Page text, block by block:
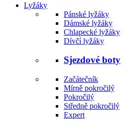
Lyžáky
Pánské lyžáky
Dámské lyžáky
Chlapecké lyžáky
Dívčí lyžáky
Sjezdové boty
Začátečník
Mírně pokročilý
Pokročilý
Středně pokročilý
Expert